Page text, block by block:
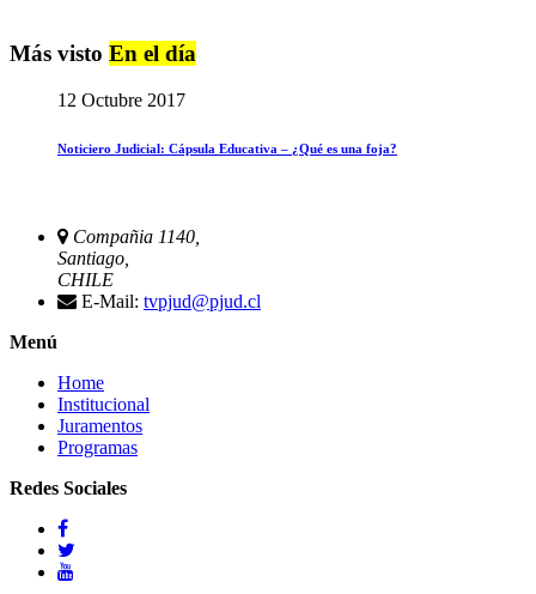
Más visto En el día
12 Octubre 2017
Noticiero Judicial: Cápsula Educativa – ¿Qué es una foja?
Compañia 1140,
Santiago,
CHILE
E-Mail: tvpjud@pjud.cl
Menú
Home
Institucional
Juramentos
Programas
Redes Sociales